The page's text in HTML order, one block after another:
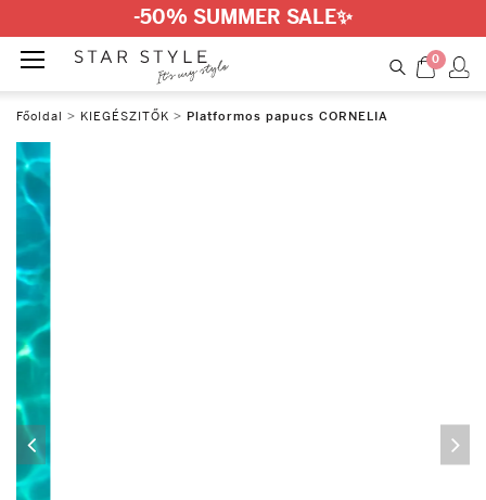
-50% SUMMER SALE✨
0
Főoldal > KIEGÉSZITŐK > Platformos papucs CORNELIA